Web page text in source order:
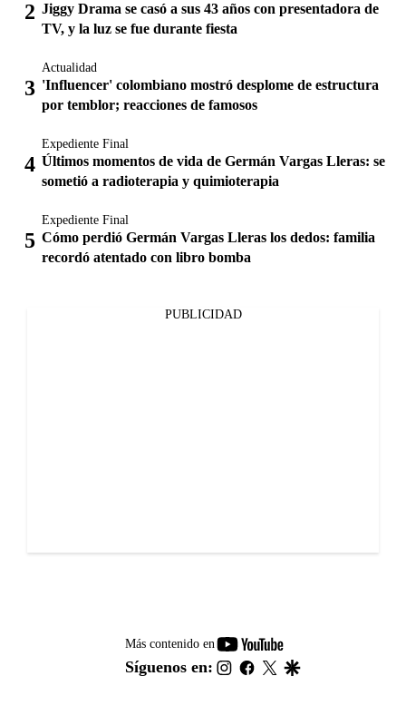
Jiggy Drama se casó a sus 43 años con presentadora de
TV, y la luz se fue durante fiesta
Actualidad
'Influencer' colombiano mostró desplome de estructura
por temblor; reacciones de famosos
Expediente Final
Últimos momentos de vida de Germán Vargas Lleras: se
sometió a radioterapia y quimioterapia
Expediente Final
Cómo perdió Germán Vargas Lleras los dedos: familia
recordó atentado con libro bomba
PUBLICIDAD
Más contenido en
youtube-
footer
Síguenos en: instagram
facebook
twitter